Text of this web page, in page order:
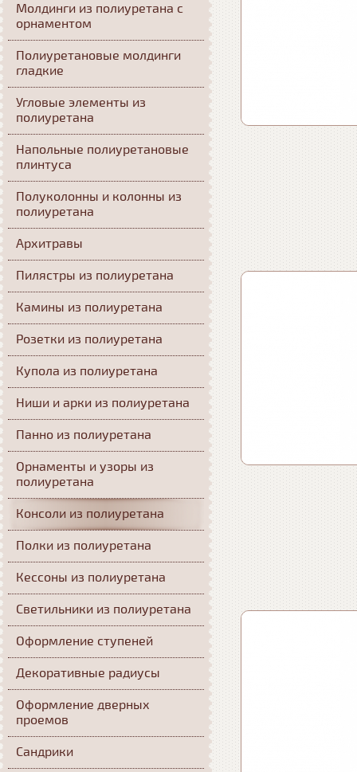
Молдинги из полиуретана с
орнаментом
Полиуретановые молдинги
гладкие
Угловые элементы из
полиуретана
Напольные полиуретановые
плинтуса
Полуколонны и колонны из
полиуретана
Архитравы
Пилястры из полиуретана
Камины из полиуретана
Розетки из полиуретана
Купола из полиуретана
Ниши и арки из полиуретана
Панно из полиуретана
Орнаменты и узоры из
полиуретана
Консоли из полиуретана
Полки из полиуретана
Кессоны из полиуретана
Светильники из полиуретана
Оформление ступеней
Декоративные радиусы
Оформление дверных
проемов
Сандрики